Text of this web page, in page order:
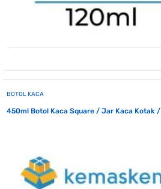
BOTOL KACA
450ml Botol Kaca Square / Jar Kaca Kotak